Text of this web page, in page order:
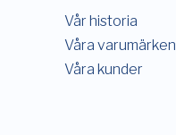
Vår historia
Våra varumärken
Våra kunder